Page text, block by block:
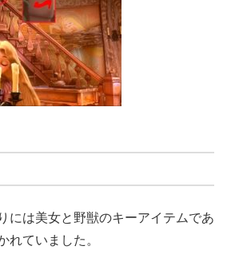
には美女と野獣のキーアイテムであ
れていました。